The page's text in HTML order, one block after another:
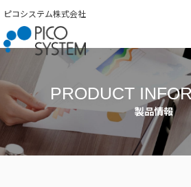
ピコシステム株式会社
PRODUCT
製品情報